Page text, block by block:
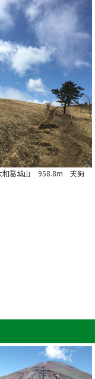
和葛城山 958.8m 天狗